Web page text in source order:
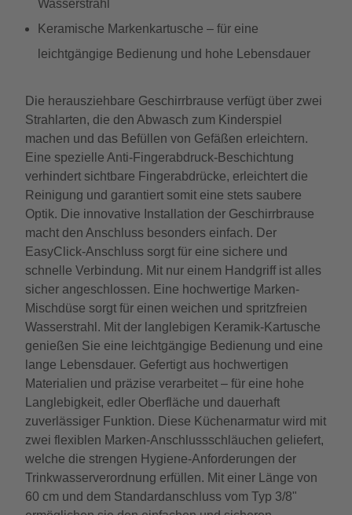
Wasserstrahl
Keramische Markenkartusche – für eine
leichtgängige Bedienung und hohe Lebensdauer
Die herausziehbare Geschirrbrause verfügt über zwei
Strahlarten, die den Abwasch zum Kinderspiel
machen und das Befüllen von Gefäßen erleichtern.
Eine spezielle Anti-Fingerabdruck-Beschichtung
verhindert sichtbare Fingerabdrücke, erleichtert die
Reinigung und garantiert somit eine stets saubere
Optik. Die innovative Installation der Geschirrbrause
macht den Anschluss besonders einfach. Der
EasyClick-Anschluss sorgt für eine sichere und
schnelle Verbindung. Mit nur einem Handgriff ist alles
sicher angeschlossen. Eine hochwertige Marken-
Mischdüse sorgt für einen weichen und spritzfreien
Wasserstrahl. Mit der langlebigen Keramik-Kartusche
genießen Sie eine leichtgängige Bedienung und eine
lange Lebensdauer. Gefertigt aus hochwertigen
Materialien und präzise verarbeitet – für eine hohe
Langlebigkeit, edler Oberfläche und dauerhaft
zuverlässiger Funktion. Diese Küchenarmatur wird mit
zwei flexiblen Marken-Anschlussschläuchen geliefert,
welche die strengen Hygiene-Anforderungen der
Trinkwasserverordnung erfüllen. Mit einer Länge von
60 cm und dem Standardanschluss vom Typ 3/8"